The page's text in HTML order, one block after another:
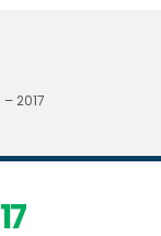
2017